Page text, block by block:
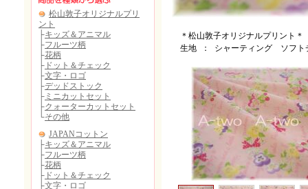
＊松山敦子オリジナルプリント＊
生地 ： シャーティング ソフト